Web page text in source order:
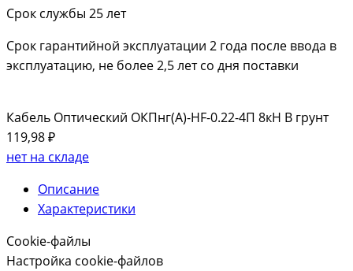
Срок службы 25 лет
Срок гарантийной эксплуатации 2 года после ввода в
эксплуатацию, не более 2,5 лет со дня поставки
Кабель Оптический ОКПнг(A)-HF-0.22-4П 8кН В грунт
119,98 ₽
нет на складе
Описание
Характеристики
Cookie-файлы
Настройка cookie-файлов